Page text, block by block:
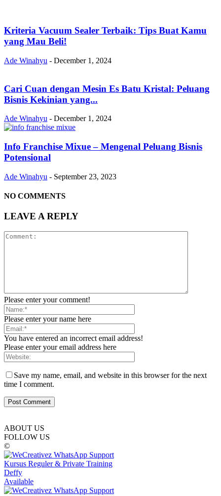
Kriteria Vacuum Sealer Terbaik: Tips Buat Kamu
yang Mau Beli!
Ade Winahyu - December 1, 2024
Cari Cuan dengan Mesin Es Batu Kristal: Peluang
Bisnis Kekinian yang...
Ade Winahyu - December 1, 2024
Info Franchise Mixue – Mengenal Peluang Bisnis
Potensional
Ade Winahyu - September 23, 2023
NO COMMENTS
LEAVE A REPLY
Please enter your comment!
Please enter your name here
You have entered an incorrect email address!
Please enter your email address here
Save my name, email, and website in this browser for the next
time I comment.
ABOUT US
FOLLOW US
©
Kursus Reguler & Private Training
Deffy
Available